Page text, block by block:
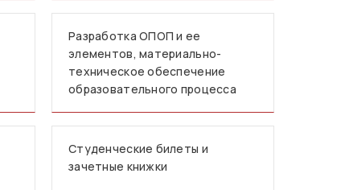
Разработка ОПОП и ее
элементов, материально-
техническое обеспечение
образовательного процесса
Студенческие билеты и
зачетные книжки